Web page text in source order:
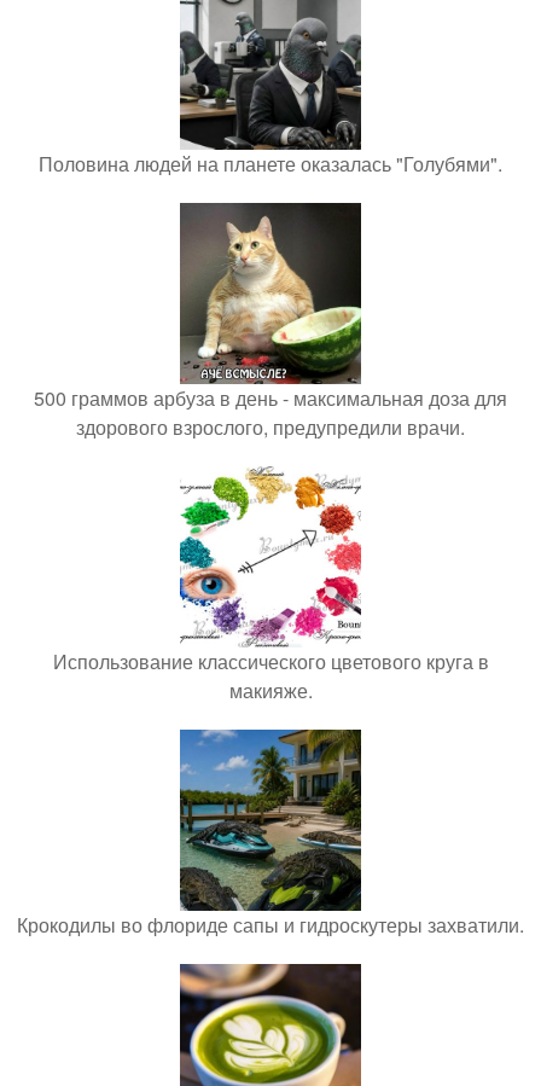
Половина людей на планете оказалась "Голубями".
500 граммов арбуза в день - максимальная доза для
здорового взрослого, предупредили врачи.
Использование классического цветового круга в
макияже.
Крокодилы во флориде сапы и гидроскутеры захватили.